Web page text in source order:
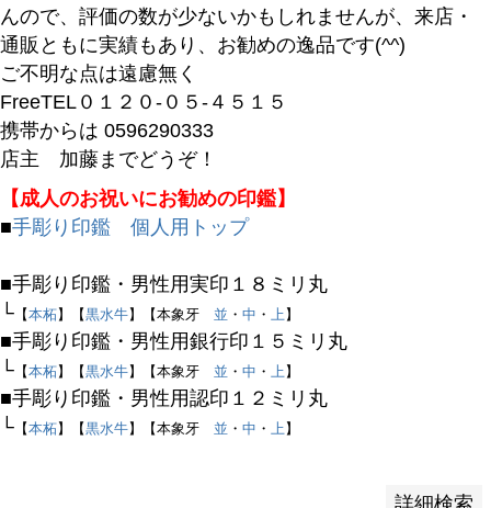
んので、評価の数が少ないかもしれませんが、来店・
通販ともに実績もあり、お勧めの逸品です(^^)
ご不明な点は遠慮無く
FreeTEL０１２０-０５-４５１５
携帯からは 0596290333
店主 加藤までどうぞ！
【成人のお祝いにお勧めの印鑑】
■手彫り印鑑 個人用トップ
■手彫り印鑑・男性用実印１８ミリ丸
└ 【本柘】【黒水牛】【本象牙 並 ・ 中 ・ 上 】
■手彫り印鑑・男性用銀行印１５ミリ丸
└ 【本柘】【黒水牛】【本象牙 並 ・ 中 ・ 上 】
■手彫り印鑑・男性用認印１２ミリ丸
└ 【本柘】【黒水牛】【本象牙 並 ・ 中 ・ 上 】
詳細検索
バンドル販売
予約商品
予約商品のみを表示
並び順
新着順
登録順
価格が安い順
価格が高い順
優先度順
レビュー順
キーワードヒット順